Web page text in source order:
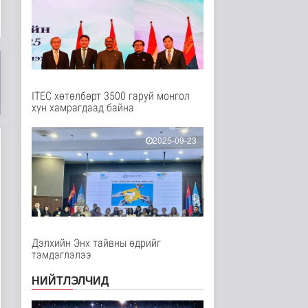
2 цаг 11 минутын өмнө
Нийслэлийн цэцэрлэгт
хамрагдах I шатны
бүртгэл э..
Долоодугаар сард
бүртгэгджээ
3 цаг 30 минутын өмнө
Мал угаалгын ажил
үргэлжилж байна
Нийгэм
МВт-ын х..
Нийгэм
3 цаг 51 минутын өмнө
ITEC хөтөлбөрт 3500 гаруй монгол
хүн хамрагдаад байна
2025-09-23
Дэлхийн Энх тайвны өдрийг
тэмдэглэлээ
НИЙТЛЭЛЧИД